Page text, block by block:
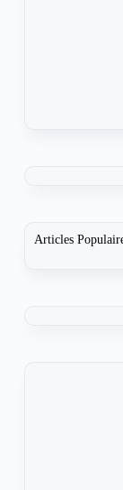
Articles